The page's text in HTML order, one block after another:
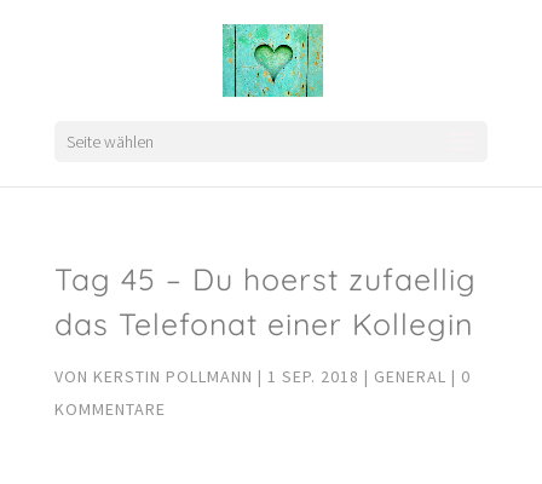
Seite wählen
Tag 45 – Du hoerst zufaellig
das Telefonat einer Kollegin
VON KERSTIN POLLMANN | 1 SEP. 2018 | GENERAL | 0
KOMMENTARE